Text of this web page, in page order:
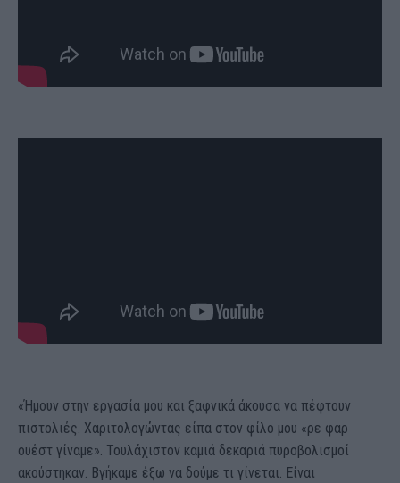
«Ήμουν στην εργασία μου και ξαφνικά άκουσα να πέφτουν
πιστολιές. Χαριτολογώντας είπα στον φίλο μου «ρε φαρ
ουέστ γίναμε». Τουλάχιστον καμιά δεκαριά πυροβολισμοί
ακούστηκαν. Βγήκαμε έξω να δούμε τι γίνεται. Είναι